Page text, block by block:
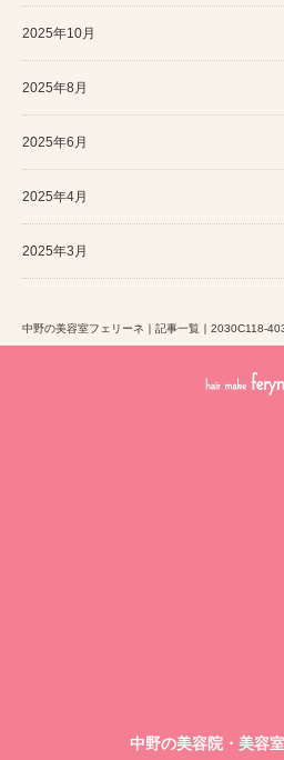
2025年10月
2025年8月
2025年6月
2025年4月
2025年3月
中野の美容室フェリーネ ｜ 記事一覧 ｜ 2030C118-
中野の美容院・美容